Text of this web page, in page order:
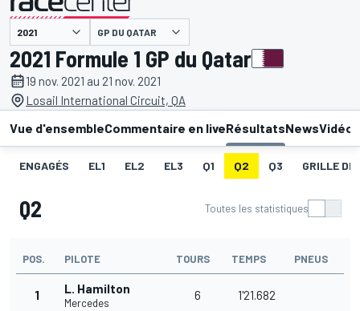
présenté par GP DU QATAR
2021 Formule 1 GP du Qatar
19 nov. 2021 au 21 nov. 2021
Losail International Circuit, QA
Vue d'ensembleCommentaire en liveRésultatsNewsVidéos
ENGAGÉS EL1 EL2 EL3 Q1 Q2 Q3 GRILLE DE
Q2 Toutes les statistiques
POS. PILOTE TOURS TEMPS PNEUS
1 L. Hamilton
Mercedes
6 1'21.682